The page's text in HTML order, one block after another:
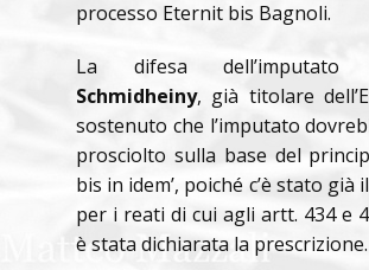
processo Eternit bis Bagnoli.
La difesa dell’imputato
Schmidheiny, già titolare
sostenuto che l’imputato
prosciolto sulla base del
bis in idem’, poiché c’è stato già
per i reati di cui agli artt. 434 e
è stata dichiarata la prescrizione.